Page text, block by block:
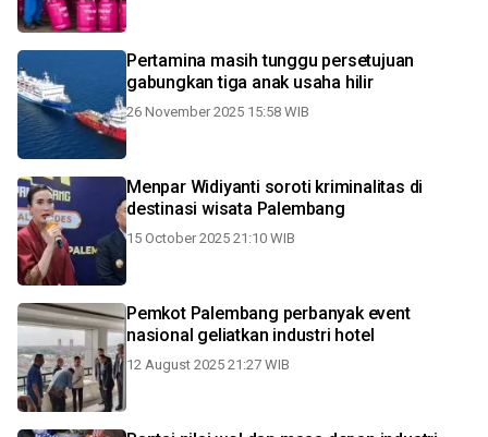
Pertamina masih tunggu persetujuan
gabungkan tiga anak usaha hilir
26 November 2025 15:58 WIB
Menpar Widiyanti soroti kriminalitas di
destinasi wisata Palembang
15 October 2025 21:10 WIB
Pemkot Palembang perbanyak event
nasional geliatkan industri hotel
12 August 2025 21:27 WIB